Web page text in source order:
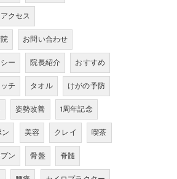
アクセス
お問い合わせ
ー
院長紹介
おすすめ
チ タオル
けがの予防
姿勢改善
1周年記念
美容 クレイ
喫茶
ン
骨盤
脊髄